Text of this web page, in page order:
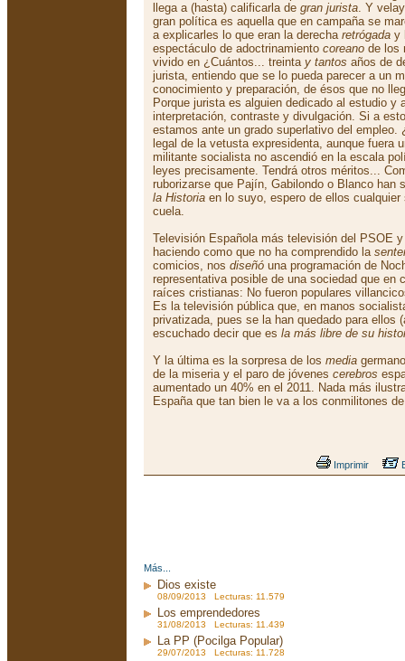
llega a (hasta) calificarla de gran jurista. Y
gran política es aquella que en campaña se
a explicarles lo que eran la derecha retrógada y
espectáculo de adoctrinamiento coreano de los
vivido en ¿Cuántos... treinta y tantos años de
jurista, entiendo que se lo pueda parecer a un
conocimiento y preparación, de ésos que no
Porque jurista es alguien dedicado al estudio y
interpretación, contraste y divulgación. Si a
estamos ante un grado superlativo del empleo.
legal de la vetusta expresidenta, aunque fuera
militante socialista no ascendió en la escala
leyes precisamente. Tendrá otros méritos...
ruborizarse que Pajín, Gabilondo o Blanco han
la Historia en lo suyo, espero de ellos
cuela.
Televisión Española más televisión del PSOE
haciendo como que no ha comprendido la
comicios, nos diseñó una programación de
representativa posible de una sociedad que en
raíces cristianas: No fueron populares
Es la televisión pública que, en manos
privatizada, pues se la han quedado para ellos
escuchado decir que es la más libre de su
Y la última es la sorpresa de los media
de la miseria y el paro de jóvenes cerebros
aumentado un 40% en el 2011. Nada más
España que tan bien le va a los conmilitones
Imprimir
Más...
Dios existe
08/09/2013 Lecturas: 11.579
Los emprendedores
31/08/2013 Lecturas: 11.439
La PP (Pocilga Popular)
29/07/2013 Lecturas: 11.728